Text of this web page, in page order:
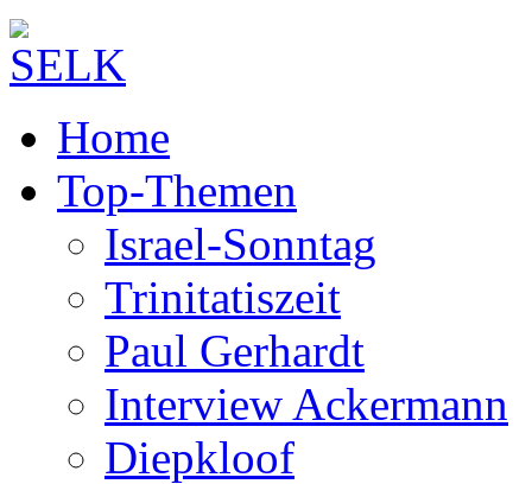
Home
Top-Themen
Israel-Sonntag
Trinitatiszeit
Paul Gerhardt
Interview Ackermann
Diepkloof